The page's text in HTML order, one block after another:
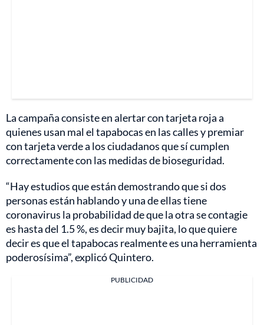
La campaña consiste en alertar con tarjeta roja a
quienes usan mal el tapabocas en las calles y premiar
con tarjeta verde a los ciudadanos que sí cumplen
correctamente con las medidas de bioseguridad.
“Hay estudios que están demostrando que si dos
personas están hablando y una de ellas tiene
coronavirus la probabilidad de que la otra se contagie
es hasta del 1.5 %, es decir muy bajita, lo que quiere
decir es que el tapabocas realmente es una herramienta
poderosísima”, explicó Quintero.
PUBLICIDAD